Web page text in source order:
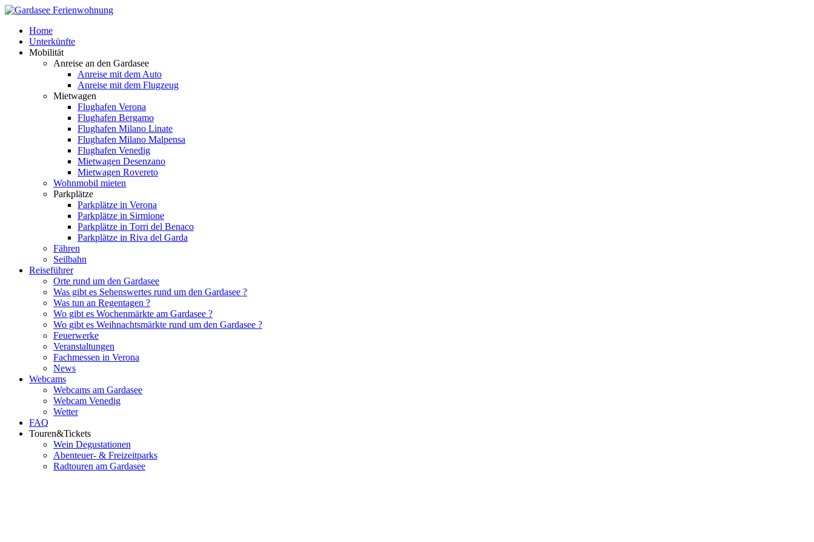
Home
Unterkünfte
Mobilität
Anreise an den Gardasee
Anreise mit dem Auto
Anreise mit dem Flugzeug
Mietwagen
Flughafen Verona
Flughafen Bergamo
Flughafen Milano Linate
Flughafen Milano Malpensa
Flughafen Venedig
Mietwagen Desenzano
Mietwagen Rovereto
Wohnmobil mieten
Parkplätze
Parkplätze in Verona
Parkplätze in Sirmione
Parkplätze in Torri del Benaco
Parkplätze in Riva del Garda
Fähren
Seilbahn
Reiseführer
Orte rund um den Gardasee
Was gibt es Sehenswertes rund um den Gardasee ?
Was tun an Regentagen ?
Wo gibt es Wochenmärkte am Gardasee ?
Wo gibt es Weihnachtsmärkte rund um den Gardasee ?
Feuerwerke
Veranstaltungen
Fachmessen in Verona
News
Webcams
Webcams am Gardasee
Webcam Venedig
Wetter
FAQ
Touren&Tickets
Wein Degustationen
Abenteuer- & Freizeitparks
Radtouren am Gardasee